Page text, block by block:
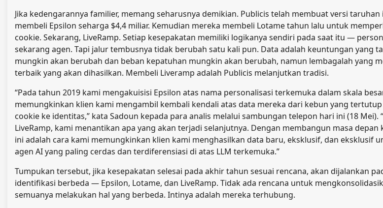
Jika kedengarannya familier, memang seharusnya demikian. Publicis telah membuat versi taruhan
membeli Epsilon seharga $4,4 miliar. Kemudian mereka membeli Lotame tahun lalu untuk
cookie. Sekarang, LiveRamp. Setiap kesepakatan memiliki logikanya sendiri pada saat itu —
sekarang agen. Tapi jalur tembusnya tidak berubah satu kali pun. Data adalah keuntungan yang
mungkin akan berubah dan beban kepatuhan mungkin akan berubah, namun lembagalah yang
terbaik yang akan dihasilkan. Membeli Liveramp adalah Publicis melanjutkan tradisi.
“Pada tahun 2019 kami mengakuisisi Epsilon atas nama personalisasi terkemuka dalam skala
memungkinkan klien kami mengambil kembali kendali atas data mereka dari kebun yang
cookie ke identitas,” kata Sadoun kepada para analis melalui sambungan telepon hari ini (18 Mei).
LiveRamp, kami menantikan apa yang akan terjadi selanjutnya. Dengan membangun masa depan
ini adalah cara kami memungkinkan klien kami menghasilkan data baru, eksklusif, dan eksklusif
agen AI yang paling cerdas dan terdiferensiasi di atas LLM terkemuka.”
Tumpukan tersebut, jika kesepakatan selesai pada akhir tahun sesuai rencana, akan dijalankan
identifikasi berbeda — Epsilon, Lotame, dan LiveRamp. Tidak ada rencana untuk
semuanya melakukan hal yang berbeda. Intinya adalah mereka terhubung.